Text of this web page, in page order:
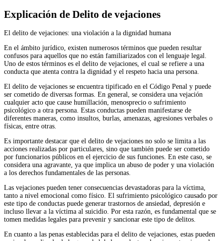
Explicación de Delito de vejaciones
El delito de vejaciones: una violación a la dignidad humana
En el ámbito jurídico, existen numerosos términos que pueden resultar
confusos para aquellos que no están familiarizados con el lenguaje legal.
Uno de estos términos es el delito de vejaciones, el cual se refiere a una
conducta que atenta contra la dignidad y el respeto hacia una persona.
El delito de vejaciones se encuentra tipificado en el Código Penal y puede
ser cometido de diversas formas. En general, se considera una vejación
cualquier acto que cause humillación, menosprecio o sufrimiento
psicológico a otra persona. Estas conductas pueden manifestarse de
diferentes maneras, como insultos, burlas, amenazas, agresiones verbales o
físicas, entre otras.
Es importante destacar que el delito de vejaciones no solo se limita a las
acciones realizadas por particulares, sino que también puede ser cometido
por funcionarios públicos en el ejercicio de sus funciones. En este caso, se
considera una agravante, ya que implica un abuso de poder y una violación
a los derechos fundamentales de las personas.
Las vejaciones pueden tener consecuencias devastadoras para la víctima,
tanto a nivel emocional como físico. El sufrimiento psicológico causado por
este tipo de conductas puede generar trastornos de ansiedad, depresión e
incluso llevar a la víctima al suicidio. Por esta razón, es fundamental que se
tomen medidas legales para prevenir y sancionar este tipo de delitos.
En cuanto a las penas establecidas para el delito de vejaciones, estas pueden